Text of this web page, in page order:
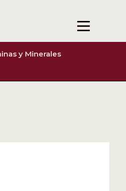
y Minerales